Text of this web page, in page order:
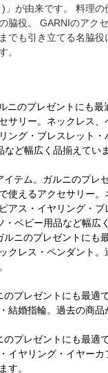
が由来です。 料理の
脇役。 GARNIのアク
でも引き立てる名脇
。